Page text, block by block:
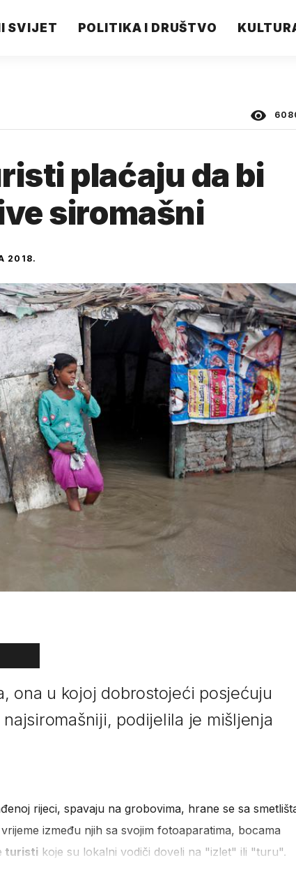
SVIJET POLITIKA I DRUŠTVO
plaćaju da bi
siromašni
2018.
ona u kojoj dobrostojeći posjećuju
podijelila je mišljenja
rijeci, spavaju na grobovima, hrane se sa
između njih sa svojim fotoaparatima, bocama
turistikoje su lokalni vodiči doveli na "izlet" ili "turu".